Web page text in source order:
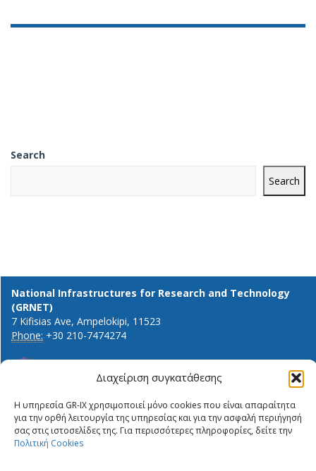
Διαχείριση συγκατάθεσης
Η υπηρεσία GR-IX χρησιμοποιεί μόνο cookies που είναι απαραίτητα
για την ορθή λειτουργία της υπηρεσίας και για την ασφαλή περιήγησή
σας στις ιστοσελίδες της. Για περισσότερες πληροφορίες, δείτε την
Πολιτική Cookies
Search
Search
National Infrastructures for Research and Technology
(GRNET)
7 Kifisias Ave, Ampelokipi, 11523
Phone: +30 210-7474274
General info and inquiries:
info@gr-ix.gr
Members only:
GR-IX helpdesk
ΔΉΛΩΣΗ ΙΔΙΩΤΙΚΌΤΗΤΑΣ
ΠΟΛΙΤΙΚΉ COOKIES